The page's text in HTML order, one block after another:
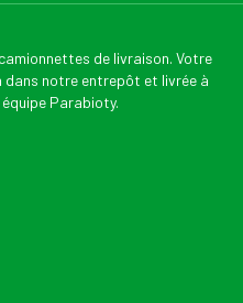
de livraison. Votre
dans notre entrepôt et livrée à
Parabioty.